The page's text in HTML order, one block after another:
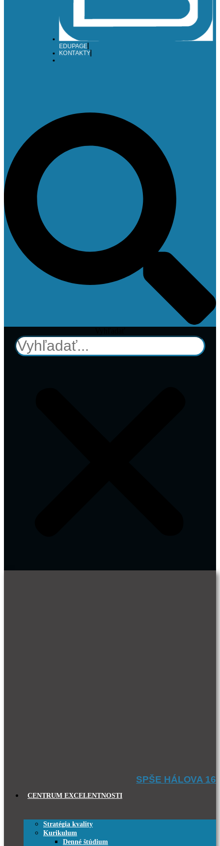
EDUPAGE
KONTAKTY
SPŠE HÁLOVA 16
CENTRUM EXCELENTNOSTI
Stratégia kvality
Kurikulum
Denné štúdium